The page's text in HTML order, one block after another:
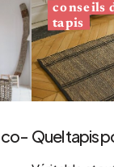
co-
conseils
tapis
Quel tapis